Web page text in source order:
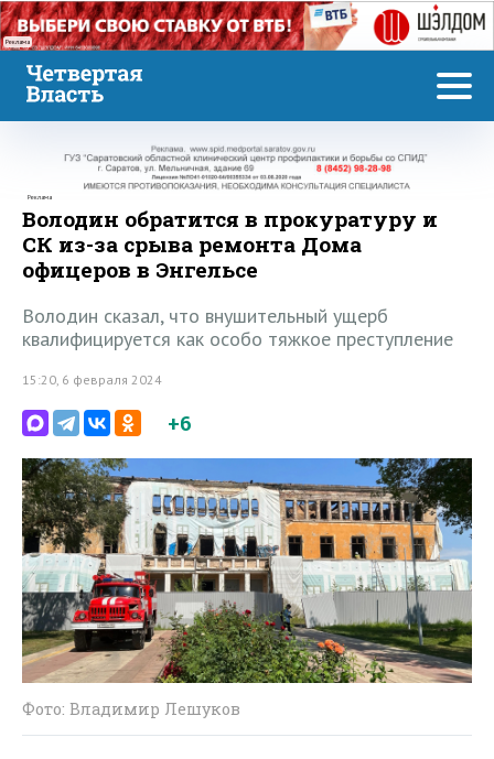
Реклама
Реклама
Володин обратится в прокуратуру и
СК из-за срыва ремонта Дома
офицеров в Энгельсе
Володин сказал, что внушительный ущерб
квалифицируется как особо тяжкое преступление
15:20, 6 февраля 2024
+6
Фото: Владимир Лешуков